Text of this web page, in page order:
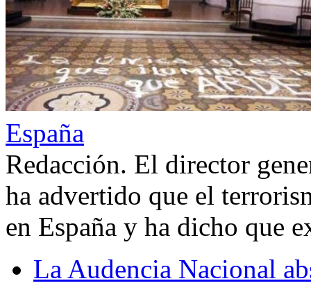
España
Redacción. El director
ha advertido que el
en España y ha dicho que
La Audencia Nacional